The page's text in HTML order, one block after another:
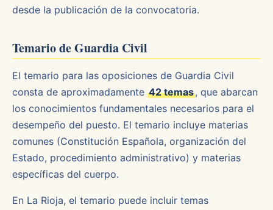
desde la publicación de la convocatoria.
Temario de Guardia Civil
El temario para las oposiciones de Guardia Civil
consta de aproximadamente 42 temas, que abarcan
los conocimientos fundamentales necesarios para el
desempeño del puesto. El temario incluye materias
comunes (Constitución Española, organización del
Estado, procedimiento administrativo) y materias
específicas del cuerpo.
En La Rioja, el temario puede incluir temas